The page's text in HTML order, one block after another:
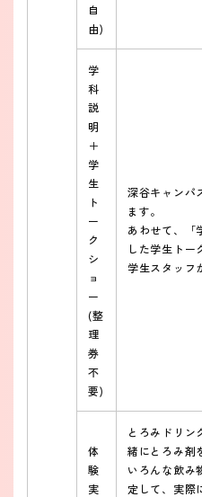
自
由)
学
科
説
明
＋
学
生
ト
ー
ク
シ
ョ
ー
(整
理
券
不
要)
深谷キャンパ
ます。
あわせて、「
した学生トー
学生スタッフ
体
験
実
とろみドリン
緒にとろみ剤
いろんな飲み
定して、実際